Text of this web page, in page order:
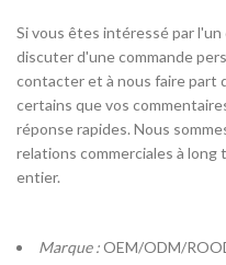
Si vous êtes intéressé par
discuter d'une commande
contacter et à nous faire part
certains que vos
réponse rapides. Nous
relations commerciales à
entier.
Marque :OEM/ODM/